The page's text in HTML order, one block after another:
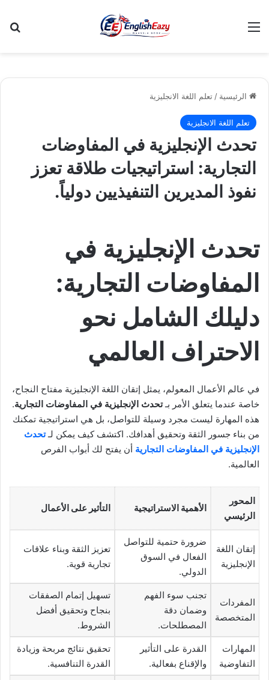
القائمة
الرئيسية / تعلم اللغة الانجليزية
تعلم اللغة الانجليزية
تحدث الإنجليزية في المفاوضات
التجارية: استراتيجيات طلاقة تعزز
نفوذ المديرين التنفيذيين دولياً.
تحدث الإنجليزية في
المفاوضات التجارية:
دليلك الشامل نحو
الاحتراف العالمي
في عالم الأعمال المعولم، يمثل إتقان اللغة الإنجليزية مفتاح النجاح،
خاصة عندما يتعلق الأمر بـتحدث الإنجليزية في المفاوضات التجارية.
هذه المهارة ليست مجرد وسيلة للتواصل، بل هي استراتيجية تمكنك
من بناء جسور الثقة وتحقيق أهدافك. اكتشف كيف يمكن لـتحدث
الإنجليزية في المفاوضات التجارية أن يفتح لك أبواب الفرص
العالمية.
المحور
الرئيسي
الأهمية الاستراتيجية التأثير على الأعمال
إتقان اللغة
الإنجليزية
ضرورة حتمية للتواصل
الفعال في السوق
الدولي.
تعزيز الثقة وبناء علاقات
تجارية قوية.
المفردات
المتخصصة
تجنب سوء الفهم
وضمان دقة
المصطلحات.
تسهيل إتمام الصفقات
بنجاح وتحقيق أفضل
الشروط.
المهارات
التفاوضية
القدرة على التأثير
والإقناع بفعالية.
تحقيق نتائج مربحة وزيادة
القدرة التنافسية.